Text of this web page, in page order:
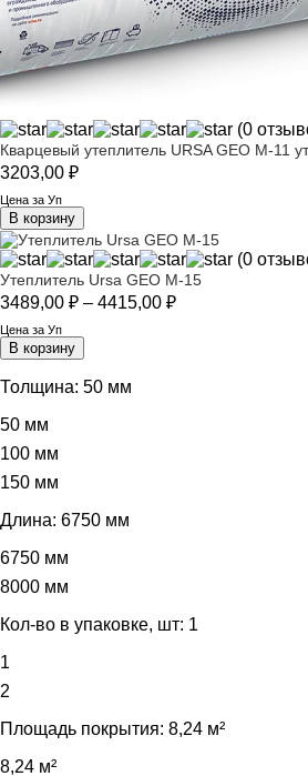
(0
Кварцевый утеплитель URSA GEO М-11
3203,00 ₽
Цена за Уп
В корзину
(0
Утеплитель Ursa GEO М-15
3489,00 ₽ – 4415,00 ₽Диапазон
Цена за Уп
В корзину
Толщина: 50 мм
50 мм
100 мм
150 мм
Длина: 6750 мм
6750 мм
8000 мм
Кол-во в упаковке, шт: 1
1
2
Площадь покрытия: 8,24 м²
8,24 м²